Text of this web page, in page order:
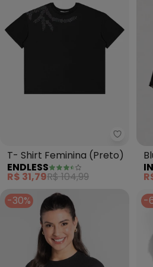
T- Shirt Feminina (Preto)
ENDLESS
R$ 31,79R$ 104,99
-30%
-